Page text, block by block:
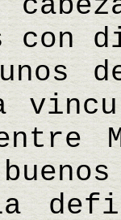
con